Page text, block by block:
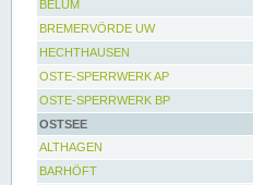
BELUM
BREMERVÖRDE UW
HECHTHAUSEN
OSTE-SPERRWERK AP
OSTE-SPERRWERK BP
OSTSEE
ALTHAGEN
BARHÖFT